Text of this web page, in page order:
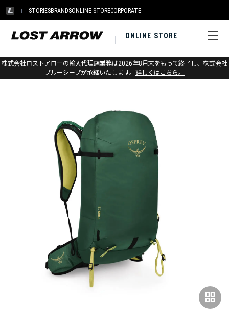
STORIESBRANDSONLINE STORECORPORATE
ONLINE STORE
株式会社ロストアローの輸入代理店業務は2026年8月末をもって終了し、株式会社
ブルーシープが承継いたします。 詳しくはこちら。
ホーム > オスプレー > アウトドア > スノー＆クライミング
grid_view